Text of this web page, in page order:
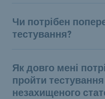
Чи потрібен
тестування?
Як довго мені
пройти тестування
незахищеного